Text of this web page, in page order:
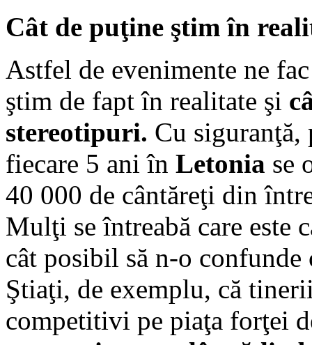
Cât de puţine ştim în
Astfel de evenimente ne
ştim de fapt în realitate şi
stereotipuri. Cu siguranţă,
fiecare 5 ani în Letonia se
40 000 de cântăreţi din
Mulţi se întreabă care este
cât posibil să n-o
Ştiaţi, de exemplu, că
competitivi pe piaţa forţei